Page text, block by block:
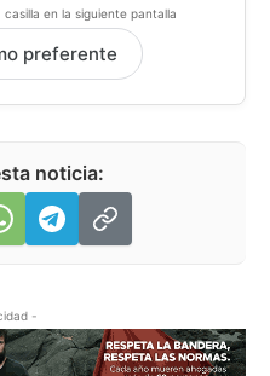
en la siguiente pantalla
preferente
noticia:
-